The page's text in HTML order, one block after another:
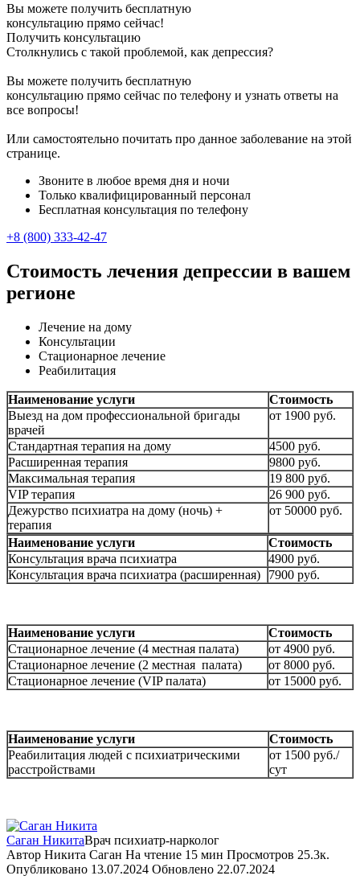
Вы можете получить бесплатную
консультацию прямо сейчас!
Получить консультацию
Столкнулись с такой проблемой, как депрессия?
Вы можете получить бесплатную
консультацию прямо сейчас по телефону и узнать ответы на
все вопросы!
Или самостоятельно почитать про данное заболевание на этой
странице.
Звоните в любое время дня и ночи
Только квалифицированный персонал
Бесплатная консультация по телефону
+8 (800) 333-42-47
Стоимость лечения депрессии в вашем
регионе
Лечение на дому
Консультации
Стационарное лечение
Реабилитация
Наименование услуги
Стоимость
Выезд на дом профессиональной бригады
врачей
от 1900 руб.
Стандартная терапия на дому
4500 руб.
Расширенная терапия
9800 руб.
Максимальная терапия
19 800 руб.
VIP терапия
26 900 руб.
Дежурство психиатра на дому (ночь) +
терапия
от 50000 руб.
Наименование услуги
Стоимость
Консультация врача психиатра
4900 руб.
Консультация врача психиатра (расширенная)
7900 руб.
Наименование услуги
Стоимость
Стационарное лечение (4 местная палата)
от 4900 руб.
Стационарное лечение (2 местная палата)
от 8000 руб.
Стационарное лечение (VIP палата)
от 15000 руб.
Наименование услуги
Стоимость
Реабилитация людей с психиатрическими
расстройствами
от 1500 руб./
сут
Саган НикитаВрач психиатр-нарколог
Автор Никита Саган На чтение 15 мин Просмотров 25.3к.
Опубликовано 13.07.2024 Обновлено 22.07.2024